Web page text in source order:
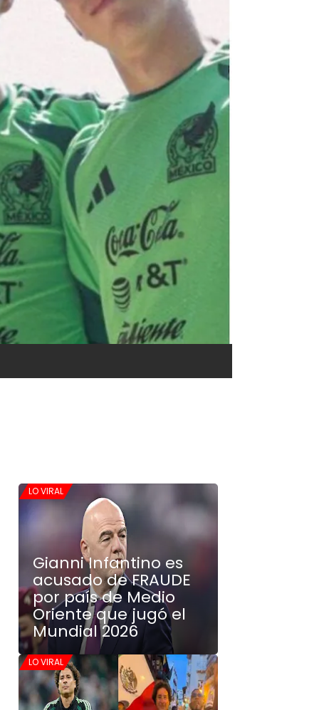
LO VIRAL
Gianni Infantino es
acusado de FRAUDE
por país de Medio
Oriente que jugó el
Mundial 2026
LO VIRAL